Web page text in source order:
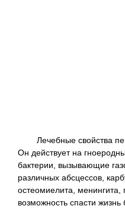
Лечебные свойства
Он действует на
бактерии, вызывающие
различных абсцессов,
остеомиелита, менингита,
возможность спасти